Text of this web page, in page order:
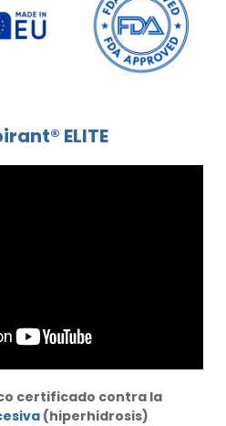
ELITE
certificado contra la
(hiperhidrosis)